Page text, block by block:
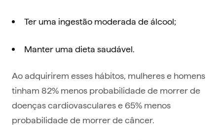
‍Ter uma ingestão moderada de álcool;
‍Manter uma dieta saudável.
Ao adquirirem esses hábitos, mulheres e homens ​​
tinham 82% menos probabilidade de morrer de
doenças cardiovasculares e 65% menos
probabilidade de morrer de câncer.